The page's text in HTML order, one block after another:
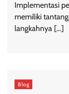
Implementasi
memiliki
langkahnya […]
Blog